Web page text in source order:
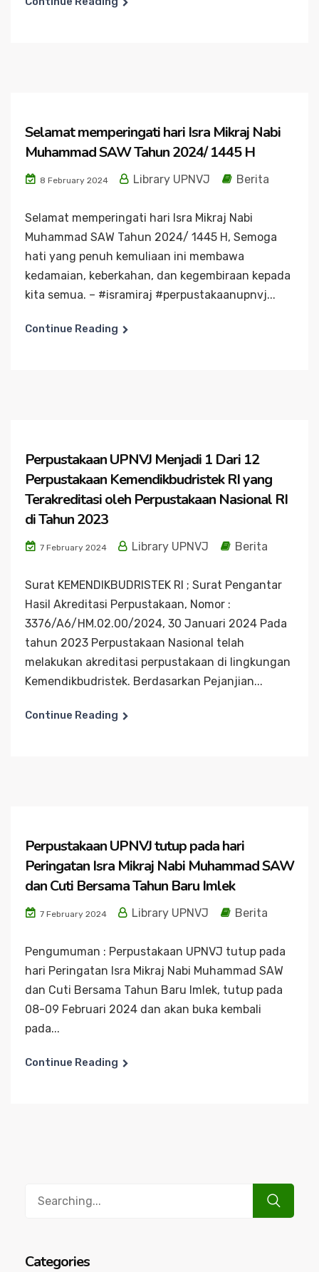
Selamat memperingati hari Isra Mikraj Nabi
Muhammad SAW Tahun 2024/ 1445 H
8 February 2024 Library UPNVJ Berita
Selamat memperingati hari Isra Mikraj Nabi
Muhammad SAW Tahun 2024/ 1445 H, Semoga
hati yang penuh kemuliaan ini membawa
kedamaian, keberkahan, dan kegembiraan kepada
kita semua. – #isramiraj #perpustakaanupnvj...
Continue Reading
Perpustakaan UPNVJ Menjadi 1 Dari 12
Perpustakaan Kemendikbudristek RI yang
Terakreditasi oleh Perpustakaan Nasional RI
di Tahun 2023
7 February 2024 Library UPNVJ Berita
Surat KEMENDIKBUDRISTEK RI ; Surat Pengantar
Hasil Akreditasi Perpustakaan, Nomor :
3376/A6/HM.02.00/2024, 30 Januari 2024 Pada
tahun 2023 Perpustakaan Nasional telah
melakukan akreditasi perpustakaan di lingkungan
Kemendikbudristek. Berdasarkan Pejanjian...
Continue Reading
Perpustakaan UPNVJ tutup pada hari
Peringatan Isra Mikraj Nabi Muhammad SAW
dan Cuti Bersama Tahun Baru Imlek
7 February 2024 Library UPNVJ Berita
Pengumuman : Perpustakaan UPNVJ tutup pada
hari Peringatan Isra Mikraj Nabi Muhammad SAW
dan Cuti Bersama Tahun Baru Imlek, tutup pada
08-09 Februari 2024 dan akan buka kembali
pada...
Continue Reading
Categories